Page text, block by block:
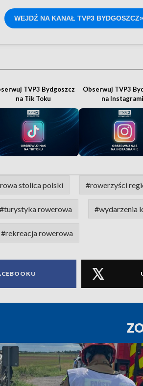
WEJDŹ NA KANAŁ TVP3 BYDGOSZCZ»
TVP3 Bydgoszcz
na Tik Toku
Obserwuj TVP3
na
stolica polski #rowerzyści
#turystyka rowerowa #wydarzenia
#rekreacja rowerowa